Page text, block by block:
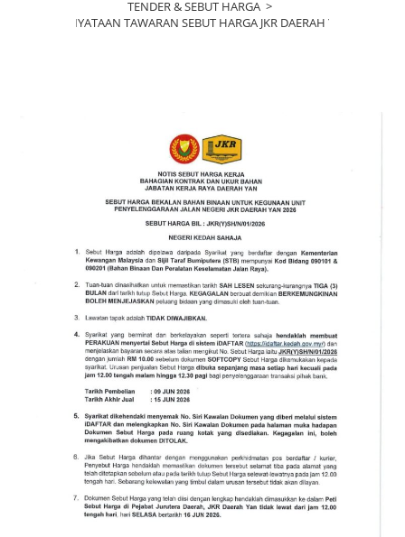
TENDER & SEBUT HARGA >
KENYATAAN TAWARAN SEBUT HARGA JKR DAERAH YAN